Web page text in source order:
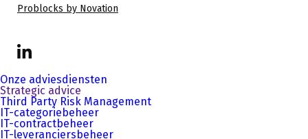
Problocks by Novation
LinkedIn
Onze adviesdiensten
Strategic advice
Third Party Risk Management
IT-categoriebeheer
IT-contractbeheer
IT-leveranciersbeheer